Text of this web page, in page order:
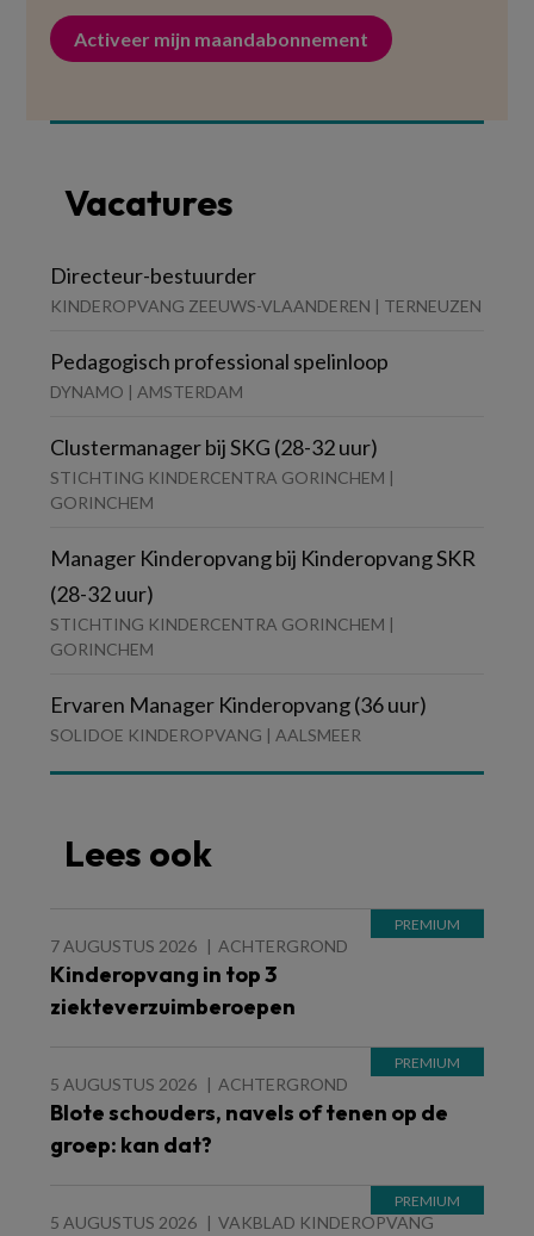
Activeer mijn maandabonnement
Vacatures
Directeur-bestuurder
KINDEROPVANG ZEEUWS-VLAANDEREN | TERNEUZEN
Pedagogisch professional spelinloop
DYNAMO | AMSTERDAM
Clustermanager bij SKG (28-32 uur)
STICHTING KINDERCENTRA GORINCHEM |
GORINCHEM
Manager Kinderopvang bij Kinderopvang SKR
(28-32 uur)
STICHTING KINDERCENTRA GORINCHEM |
GORINCHEM
Ervaren Manager Kinderopvang (36 uur)
SOLIDOE KINDEROPVANG | AALSMEER
Lees ook
7 AUGUSTUS 2026 ACHTERGROND
Kinderopvang in top 3
ziekteverzuimberoepen
5 AUGUSTUS 2026 ACHTERGROND
Blote schouders, navels of tenen op de
groep: kan dat?
5 AUGUSTUS 2026 VAKBLAD KINDEROPVANG